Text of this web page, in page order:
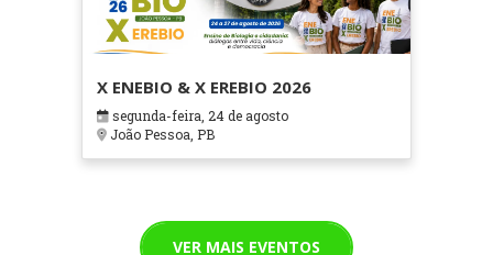
X ENEBIO & X EREBIO 2026
segunda-feira, 24 de agosto
João Pessoa, PB
VER MAIS EVENTOS